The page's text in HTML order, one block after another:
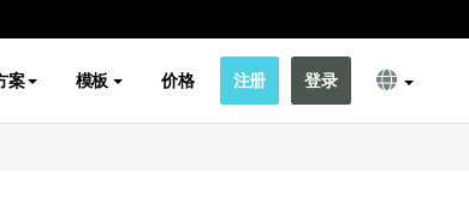
案 模板 价格 注册 登录